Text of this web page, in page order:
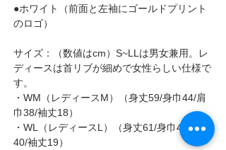
●ホワイト（前面と左袖にゴールドプリント
のロゴ）
サイズ：（数値はcm）S~LLは男女兼用。レ
ディースは首リブが細めで女性らしい仕様で
す。
・WM（レディースM）（身丈59/身巾44/肩
巾38/袖丈18）
・ WL（レディースL）（身丈61/身巾46/肩巾
40/袖丈19）